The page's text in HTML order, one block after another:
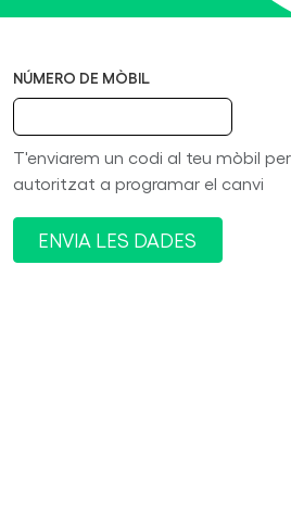
NÚMERO DE MÒBIL
T'enviarem un codi al teu mòbil
autoritzat a programar el canvi
ENVIA LES DADES